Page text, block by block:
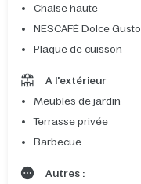
Chaise haute
NESCAFÉ Dolce Gusto
Plaque de cuisson
A l'extérieur
Meubles de jardin
Terrasse privée
Barbecue
Autres :